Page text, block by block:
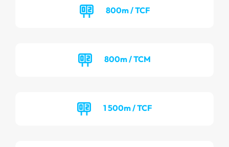
800m / TCF
800m / TCM
1 500m / TCF